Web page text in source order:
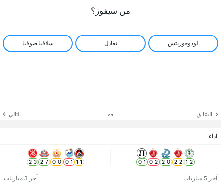
من سيفوز؟
لودوجوريتس تعادل سلافيا صوفيا
السّابق التالي
اداء
2
-
1
2
-
2
0
-
2
2
-
0
1
-
0
1
-
1
1
-
0
0
-
0
7
-
2
3
-
2
آخر 5 مباريات آخر 3 مباريات